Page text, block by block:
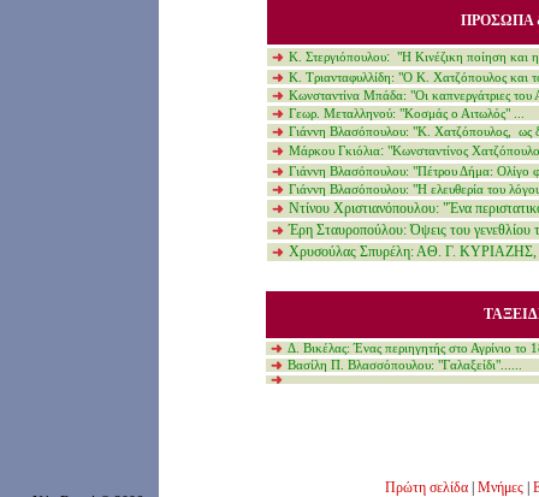
ΠΡΟΣΩΠΑ
Κ. Στεργιόπουλου: "Η Κινέζικη ποίηση και
Κ. Τριανταφυλλίδη: "Ο Κ. Χατζόπουλος και
Κωνσταντίνα Μπάδα: "Οι καπνεργάτριες του
Γεωρ. Μεταλληνού: "Κοσμάς ο Αιτωλός" ...
Γιάννη Βλασόπουλου: "Κ. Χατζόπουλος, ως
Μάρκου Γκιόλια: "Κωνσταντίνος
Γιάννη Βλασόπουλου: "Πέτρου Δήμα: Ολίγο
Γιάννη Βλασόπουλου: "Η ελευθερία του
Ντίνου Χριστιανόπουλου: "Ένα
Έρη Σταυροπούλου: Όψεις του γενεθλίου
Χρυσούλας Σπυρέλη: ΑΘ. Γ. ΚΥΡΙΑΖΗΣ,
Τ
Δ. Βικέλας:Ένας περιηγητής στο Αγρίνιο το
Βασίλη Π. Βλασσόπουλου: "Γαλαξείδι"
Πρώτη σελίδα| Μνήμες|